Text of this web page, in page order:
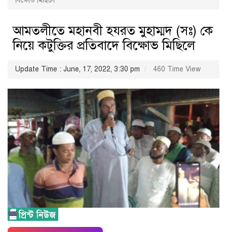
আমতলীতে মহানবী হযরত মুহাম্মদ (সঃ) কে
নিয়ে কটুক্তির প্রতিবাদে বিক্ষোভ মিছিলে
Update Time : June, 17, 2022, 3:30 pm 460 Time View